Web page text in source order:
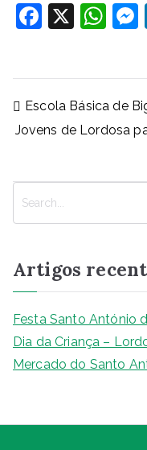
F
e
b
o
k
X
W
s
A
p
e
Navegação
artigos
Escola Básica de
Jovens de Lordosa
u
i
s
r
Artigos
Festa Santo António
Dia da Criança –
Mercado do Santo